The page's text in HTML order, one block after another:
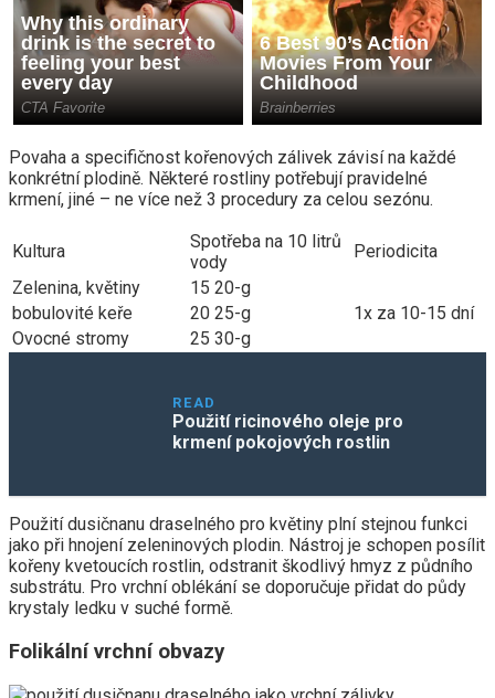
Povaha a specifičnost kořenových zálivek závisí na každé
konkrétní plodině. Některé rostliny potřebují pravidelné
krmení, jiné – ne více než 3 procedury za celou sezónu.
Kultura
Spotřeba na 10 litrů
vody
Periodicita
Zelenina, květiny
15 20-g
1x za 10-15 dní
bobulovité keře
20 25-g
Ovocné stromy
25 30-g
READ
Použití ricinového oleje pro
krmení pokojových rostlin
Použití dusičnanu draselného pro květiny plní stejnou funkci
jako při hnojení zeleninových plodin. Nástroj je schopen posílit
kořeny kvetoucích rostlin, odstranit škodlivý hmyz z půdního
substrátu. Pro vrchní oblékání se doporučuje přidat do půdy
krystaly ledku v suché formě.
Folikální vrchní obvazy